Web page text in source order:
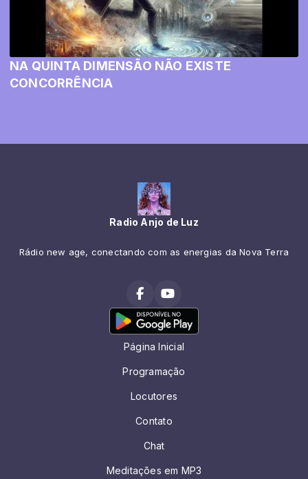
NA QUINTA DIMENSÃO NÃO EXISTE
CONCORRÊNCIA
Radio Anjo de Luz
Rádio new age, conectando com as energias da Nova Terra
Página Inicial
Programação
Locutores
Contato
Chat
Meditações em MP3